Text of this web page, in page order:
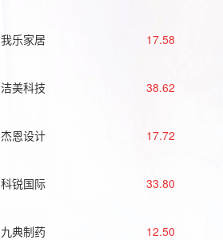
我乐家居 17.58
洁美科技 38.62
杰恩设计 17.72
科锐国际 33.80
九典制药 12.50